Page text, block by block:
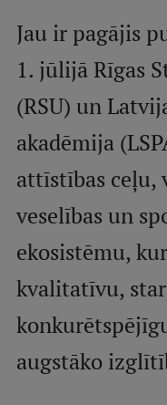
galvenā
izvēlne
Studiju
Pamatstudiju
Maģistra studiju
Doktorantūra
Rezidentūra
Uzņemšana
Praktiska
Par RSU
Jau ir pagājis
1. jūlijā Rīgas
(RSU) un
akadēmija
attīstības ceļu,
veselības un
ekosistēmu,
kvalitatīvu,
augstāko